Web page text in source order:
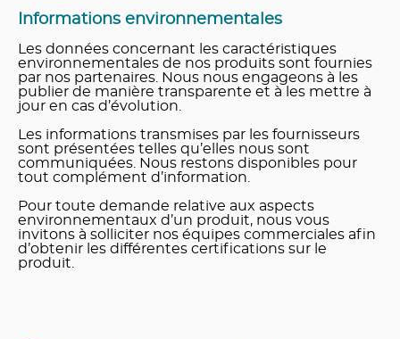
Informations environnementales
Les données concernant les caractéristiques
environnementales de nos produits sont fournies
par nos partenaires. Nous nous engageons à les
publier de manière transparente et à les mettre à
jour en cas d’évolution.
Les informations transmises par les fournisseurs
sont présentées telles qu’elles nous sont
communiquées. Nous restons disponibles pour
tout complément d’information.
Pour toute demande relative aux aspects
environnementaux d’un produit, nous vous
invitons à solliciter nos équipes commerciales afin
d’obtenir les différentes certifications sur le
produit.